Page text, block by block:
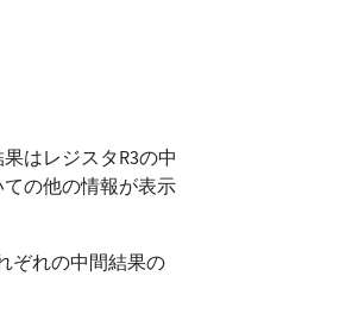
はレジスタR3の中
の他の情報が表示
ぞれの中間結果の